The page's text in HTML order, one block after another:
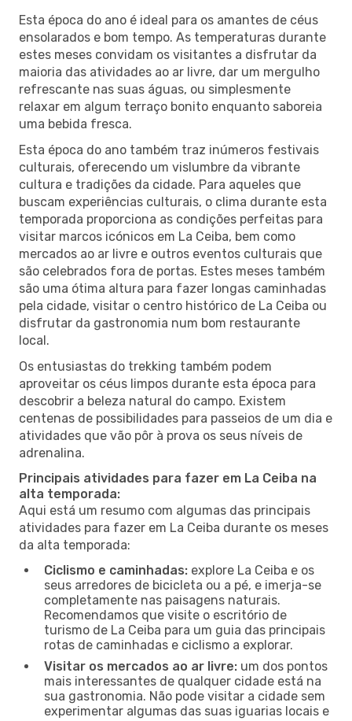
Esta época do ano é ideal para os amantes de céus
ensolarados e bom tempo. As temperaturas durante
estes meses convidam os visitantes a disfrutar da
maioria das atividades ao ar livre, dar um mergulho
refrescante nas suas águas, ou simplesmente
relaxar em algum terraço bonito enquanto saboreia
uma bebida fresca.
Esta época do ano também traz inúmeros festivais
culturais, oferecendo um vislumbre da vibrante
cultura e tradições da cidade. Para aqueles que
buscam experiências culturais, o clima durante esta
temporada proporciona as condições perfeitas para
visitar marcos icónicos em La Ceiba, bem como
mercados ao ar livre e outros eventos culturais que
são celebrados fora de portas. Estes meses também
são uma ótima altura para fazer longas caminhadas
pela cidade, visitar o centro histórico de La Ceiba ou
disfrutar da gastronomia num bom restaurante
local.
Os entusiastas do trekking também podem
aproveitar os céus limpos durante esta época para
descobrir a beleza natural do campo. Existem
centenas de possibilidades para passeios de um dia e
atividades que vão pôr à prova os seus níveis de
adrenalina.
Principais atividades para fazer em La Ceiba na
alta temporada:
Aqui está um resumo com algumas das principais
atividades para fazer em La Ceiba durante os meses
da alta temporada:
Ciclismo e caminhadas: explore La Ceiba e os
seus arredores de bicicleta ou a pé, e imerja-se
completamente nas paisagens naturais.
Recomendamos que visite o escritório de
turismo de La Ceiba para um guia das principais
rotas de caminhadas e ciclismo a explorar.
Visitar os mercados ao ar livre: um dos pontos
mais interessantes de qualquer cidade está na
sua gastronomia. Não pode visitar a cidade sem
experimentar algumas das suas iguarias locais e